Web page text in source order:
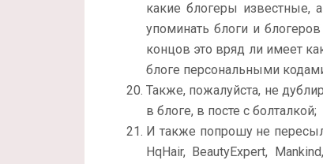
какие блогеры известные,
упоминать блоги и
концов это вряд ли имеет
блоге персональными
Также, пожалуйста, не
в блоге, в посте с болталкой;
И также попрошу не
HqHair, BeautyExpert,